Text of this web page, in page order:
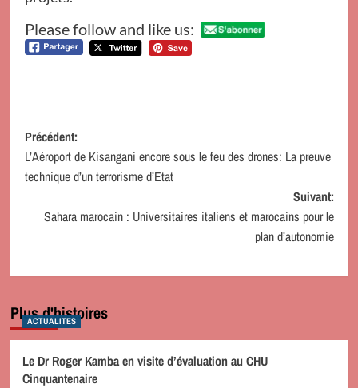
Please follow and like us:
Navigation
d’article
Précédent:
L’Aéroport de Kisangani encore sous le feu des drones: La preuve
technique d’un terrorisme d’Etat
Suivant:
Sahara marocain : Universitaires italiens et marocains pour le
plan d’autonomie
Plus d'histoires
ACTUALITES
Le Dr Roger Kamba en visite d’évaluation au CHU
Cinquantenaire